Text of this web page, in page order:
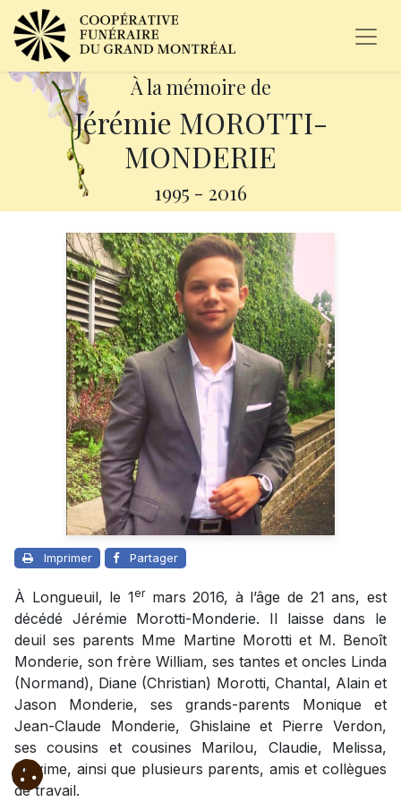
À la mémoire de
Jérémie MOROTTI-
MONDERIE
1995 - 2016
Imprimer Partager
À Longueuil, le 1ermars 2016, à l’âge de 21 ans, est
décédé Jérémie Morotti-Monderie. Il laisse dans le
deuil ses parents Mme Martine Morotti et M. Benoît
Monderie, son frère William, ses tantes et oncles Linda
(Normand), Diane (Christian) Morotti, Chantal, Alain et
Jason Monderie, ses grands-parents Monique et
Jean-Claude Monderie, Ghislaine et Pierre Verdon,
ses cousins et cousines Marilou, Claudie, Melissa,
Maxime, ainsi que plusieurs parents, amis et collègues
de travail.